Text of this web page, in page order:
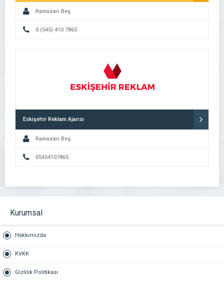
Ramazan Bey,
0 (545) 410 7865
Eskişehir Reklam Ajansı
Ramazan Bey,
05454107865
Kurumsal
Hakkımızda
KVKK
Gizlilik Politikası